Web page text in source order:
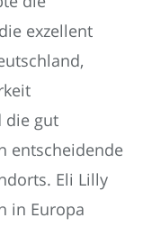
exzellent
die gut
entscheidende
Eli Lilly
in Europa